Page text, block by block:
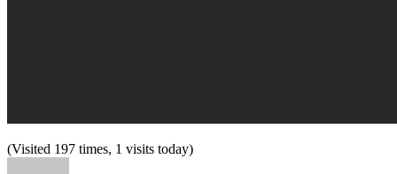
(Visited 197 times, 1 visits today)